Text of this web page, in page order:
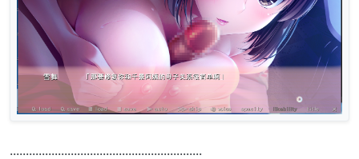
............................................................